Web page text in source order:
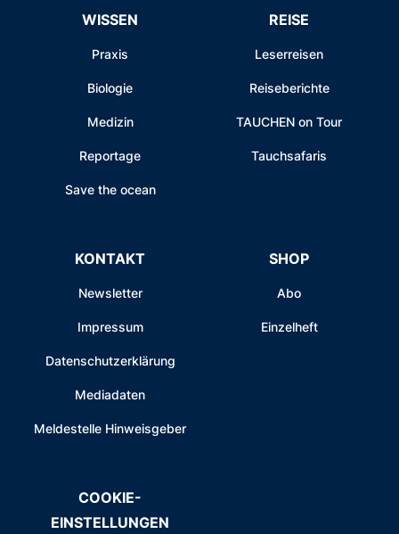
WISSEN
Praxis
Biologie
Medizin
Reportage
Save the ocean
REISE
Leserreisen
Reiseberichte
TAUCHEN on Tour
Tauchsafaris
KONTAKT
Newsletter
Impressum
Datenschutzerklärung
Mediadaten
Meldestelle Hinweisgeber
SHOP
Abo
Einzelheft
COOKIE-
EINSTELLUNGEN